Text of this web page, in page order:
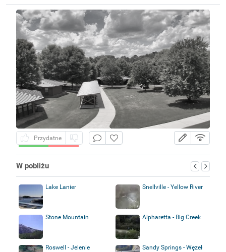
Przydatne
W pobliżu
Lake Lanier Snellville - Yellow River
Stone Mountain Alpharetta - Big Creek
Roswell - Jelenie
Sandy Springs - Węzeł